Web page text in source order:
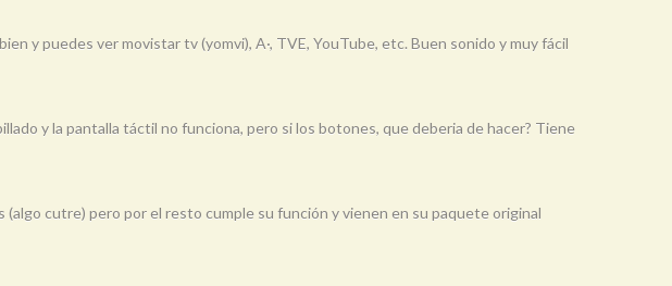
y puedes ver movistar tv (yomvi), A·, TVE, YouTube, etc. Buen sonido y muy fácil
y la pantalla táctil no funciona, pero si los botones, que deberia de hacer? Tiene
cutre) pero por el resto cumple su función y vienen en su paquete original